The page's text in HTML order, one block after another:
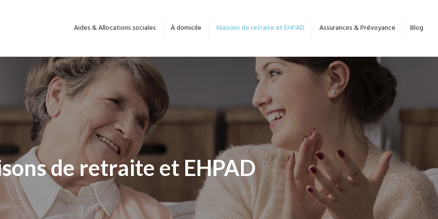
Aides & Allocations sociales À domicile Maisons de retraite et EHPAD Assurances & Prévoyance Blog
de retraite et EHPAD